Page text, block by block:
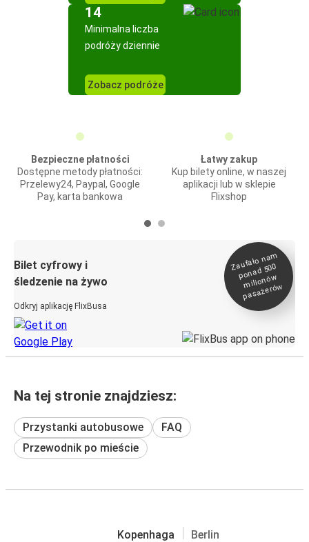
14
Minimalna liczba
podróży dziennie
Zobacz podróże
Bezpieczne płatności
Dostępne metody płatności:
Przelewy24, Paypal, Google
Pay, karta bankowa
Łatwy zakup
Kup bilety online, w naszej
aplikacji lub w sklepie
Flixshop
Bilet cyfrowy i
śledzenie na żywo
Odkryj aplikację FlixBusa
Zaufało na
m
ponad 500
milionó
w
pasażeró
w
Na tej stronie znajdziesz:
Przystanki autobusowe
FAQ
Przewodnik po mieście
Kopenhaga Berlin